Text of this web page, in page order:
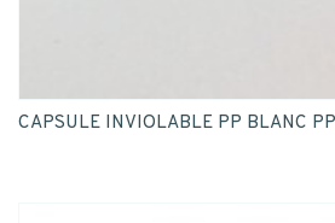
CAPSULE INVIOLABLE PP BLANC